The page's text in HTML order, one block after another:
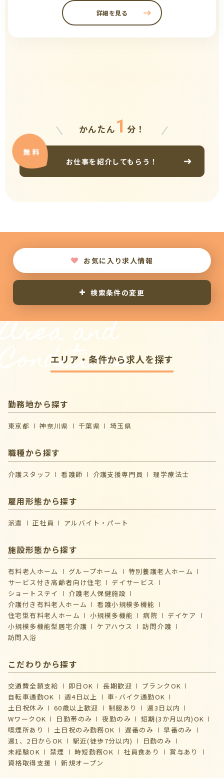
詳細を見る
かんたん 1 分！
お仕事を紹介してもらう！
お気に入り求人情報
検索条件の変更
Area and
Conditions
エリア・条件から求人を探す
勤務地から探す
東京都 神奈川県 千葉県 埼玉県
職種から探す
介護スタッフ 看護師 介護支援専門員 理学療法士
雇用形態から探す
派遣 正社員 アルバイト・パート
施設形態から探す
有料老人ホーム グループホーム
特別養護老人ホーム
サービス付き高齢者向け住宅
デイサービス
ショートステイ
介護⽼⼈保健施設
介護付き有料老人ホーム
看護小規模多機能
住宅型有料老人ホーム
小規模多機能 病院
デイケア
⼩規模多機能型居宅介護
ケアハウス
訪問介護
訪問入浴
こだわりから探す
交通費全額支給 即日OK 長期歓迎
ブランクOK
自転車通勤OK
週4日以上
車･バイク通勤OK
土日祝休み
60歳以上歓迎 制服あり
週3日以内
WワークOK
日勤帯のみ 夜勤のみ
短期(3か月以内)OK
喫煙所あり
土日祝のみ勤務OK 遅番のみ
早番のみ
週1、2日からOK
駅近(徒歩7分以内)
日勤のみ
未経験OK
禁煙 時短勤務OK 社員食あり
賞与あり
資格取得支援
新規オープン